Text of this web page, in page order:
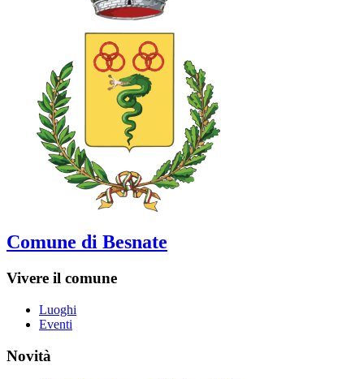
Comune di Besnate
Vivere il comune
Luoghi
Eventi
Novità